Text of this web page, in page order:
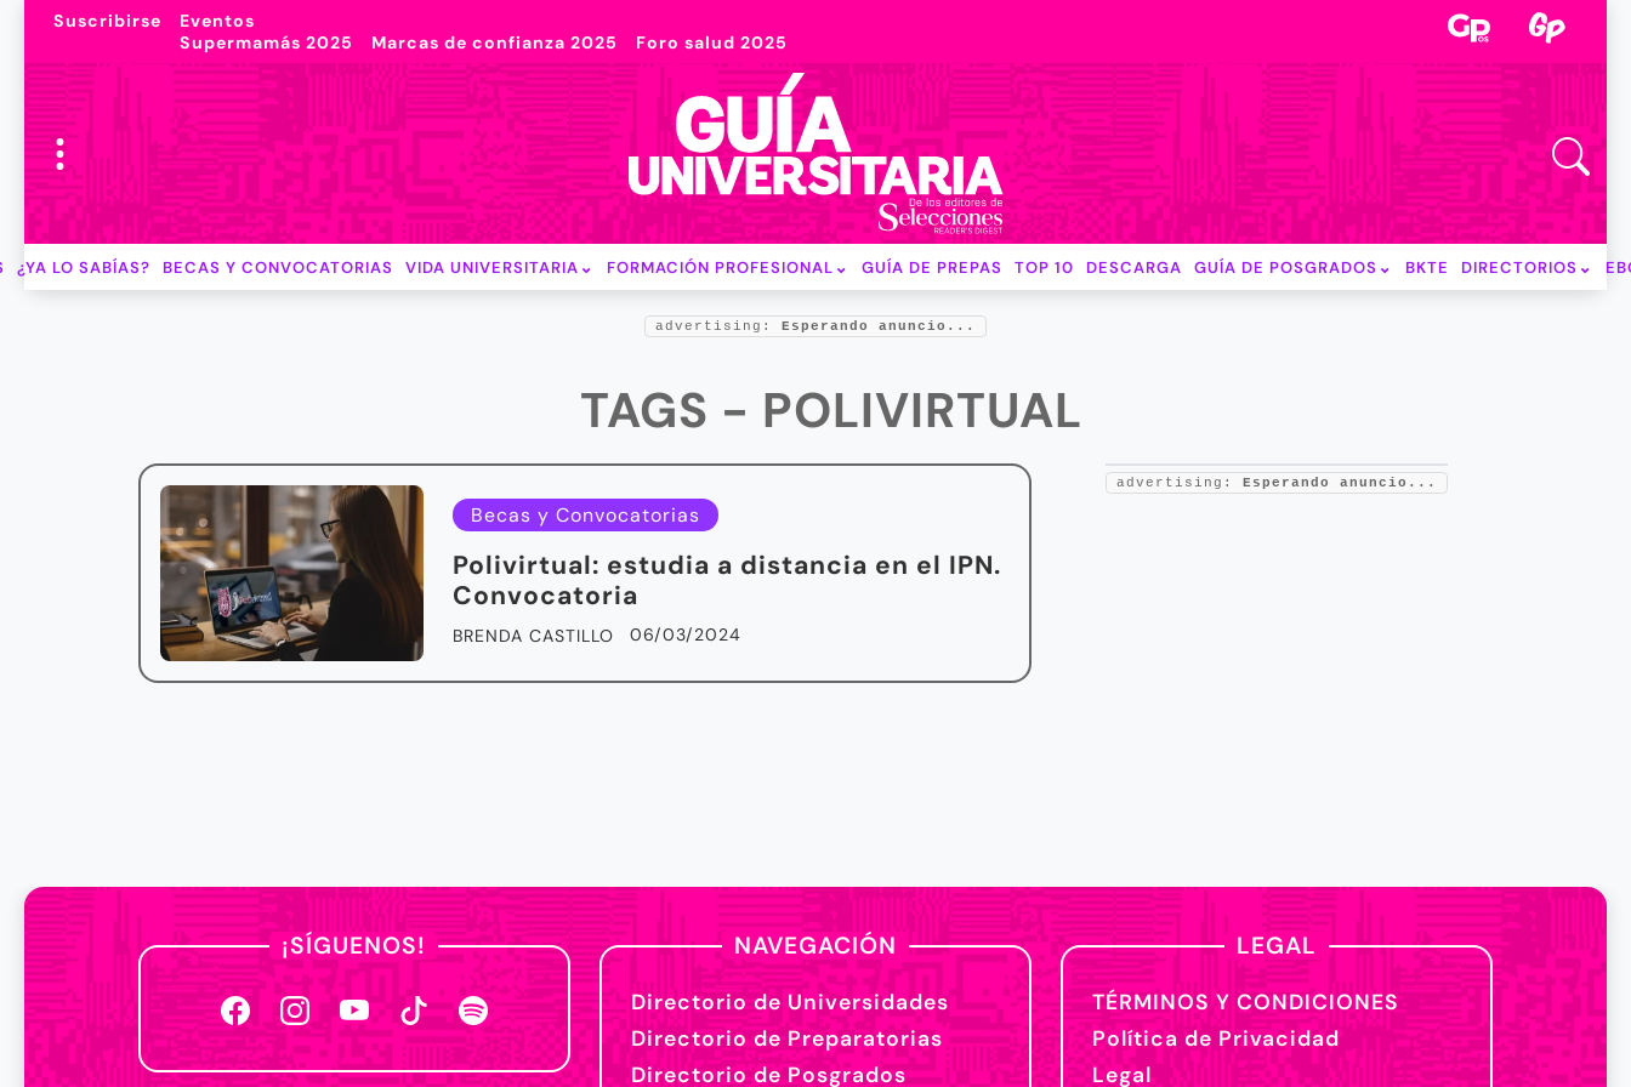
Suscribirse
Eventos
Supermamás 2025
Marcas de confianza 2025 Foro salud 2025
¿YA LO SABÍAS? BECAS Y CONVOCATORIAS VIDA UNIVERSITARIA FORMACIÓN PROFESIONAL GUÍA DE PREPAS TOP 10 DESCARGA GUÍA DE POSGRADOS BKTE DIRECTORIOS
advertising: Esperando anuncio...
TAGS - POLIVIRTUAL
Becas y Convocatorias
Polivirtual: estudia a distancia en el IPN.
Convocatoria
BRENDA CASTILLO 06/03/2024
advertising: Esperando anuncio...
¡SÍGUENOS! NAVEGACIÓN
Directorio de Universidades
Directorio de Preparatorias
Directorio de Posgrados
LEGAL
TÉRMINOS Y CONDICIONES
Política de Privacidad
Legal